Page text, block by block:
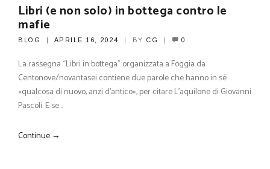
Libri (e non solo) in bottega contro le
mafie
BLOG APRILE 16, 2024 BY CG 0
La rassegna “Libri in bottega” organizzata a Foggia da
Centonove/novantasei contiene due parole che hanno in sé
«qualcosa di nuovo, anzi d’antico», per citare L’aquilone di Giovanni
Pascoli. E se…
Continue →